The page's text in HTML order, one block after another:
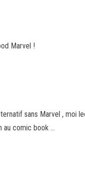
Marvel !
sans Marvel , moi
au comic book …